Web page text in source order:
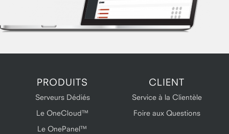
PRODUITS
Serveurs Dédiés
Le OneCloud™
Le OnePanel™
CLIENT
Service à la Clientèle
Foire aux Questions